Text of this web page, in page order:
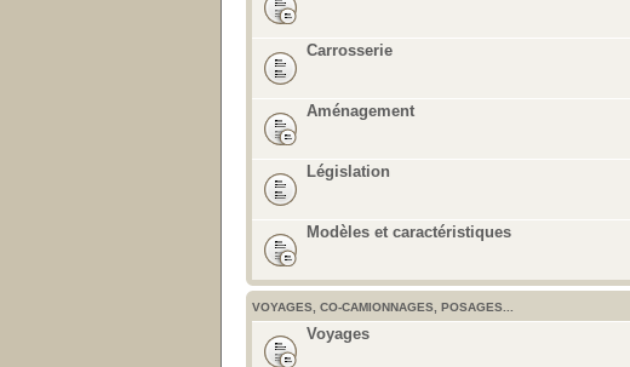
Carrosserie
Aménagement
Législation
Modèles et caractéristiques
VOYAGES, CO-CAMIONNAGES, POSAGES...
Voyages